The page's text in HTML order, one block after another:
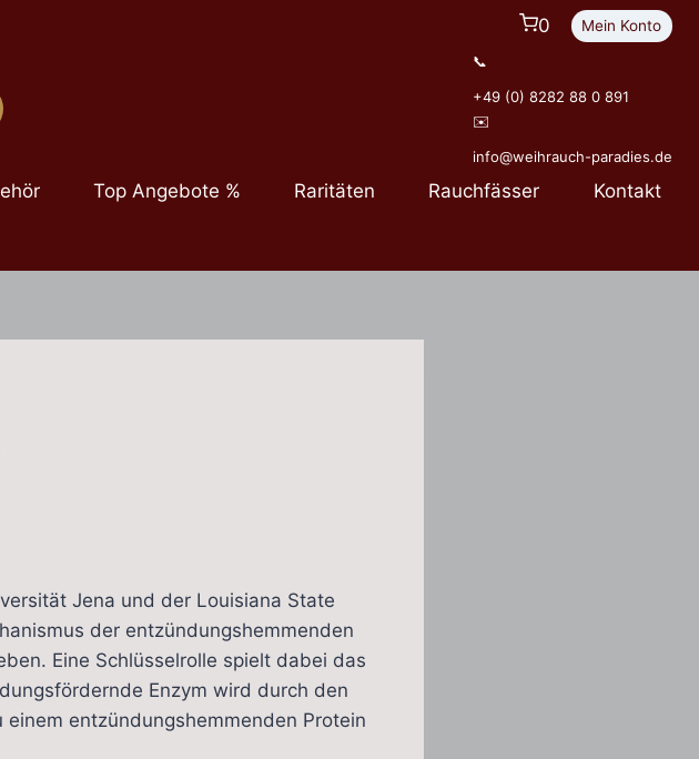
0 Mein Konto
📞
+49 (0) 8282 88 0 891
✉️
info@weihrauch-paradies.de
Top Angebote % Raritäten Rauchfässer Kontakt
Jena und der Louisiana State
der entzündungshemmenden
Eine Schlüsselrolle spielt dabei das
Enzym wird durch den
entzündungshemmenden Protein